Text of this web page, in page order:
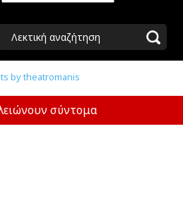
Λεκτική αναζήτηση
by theatromanis
σύντομα